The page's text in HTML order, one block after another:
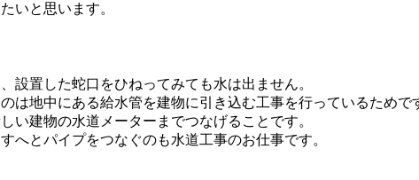
いと思います。
設置した蛇口をひねってみても水は出ません。
は地中にある給水管を建物に引き込む工事を行っているためで
い建物の水道メーターまでつなげることです。
へとパイプをつなぐのも水道工事のお仕事です。